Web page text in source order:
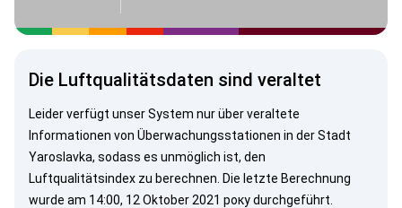
Die Luftqualitätsdaten sind veraltet
Leider verfügt unser System nur über veraltete
Informationen von Überwachungsstationen in der Stadt
Yaroslavka, sodass es unmöglich ist, den
Luftqualitätsindex zu berechnen. Die letzte Berechnung
wurde am 14:00, 12 Oktober 2021 року durchgeführt.